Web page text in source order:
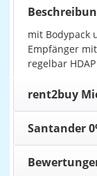
mit Bodypack
Empfänger
regelbar
rent2buy
Santander